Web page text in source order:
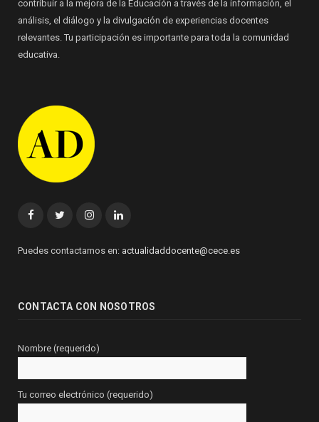
contribuir a la mejora de la Educación a través de la información, el
análisis, el diálogo y la divulgación de experiencias docentes
relevantes. Tu participación es importante para toda la comunidad
educativa.
FacebookTwitterInstagramLinkedin
Puedes contactarnos en: actualidaddocente@cece.es
CONTACTA CON NOSOTROS
Nombre (requerido)
Tu correo electrónico (requerido)